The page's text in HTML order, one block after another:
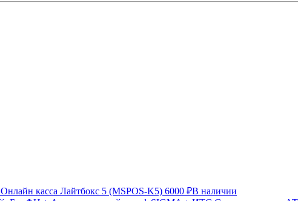
Онлайн касса Лайтбокс 5 (MSPOS-K5) 6000 ₽В наличии